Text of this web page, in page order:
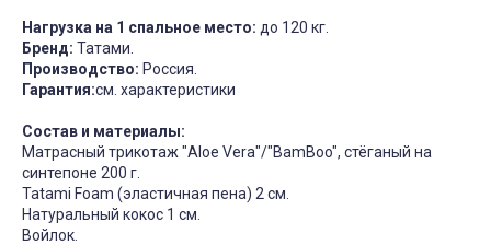
Нагрузка на 1 спальное место: до 120 кг.
Бренд: Татами.
Производство: Россия.
Гарантия:см. характеристики
Состав и материалы:
Матрасный трикотаж "Aloe Vera"/"BamBoo", стёганый на
синтепоне 200 г.
Tatami Foam (эластичная пена) 2 см.
Натуральный кокос 1 см.
Войлок.